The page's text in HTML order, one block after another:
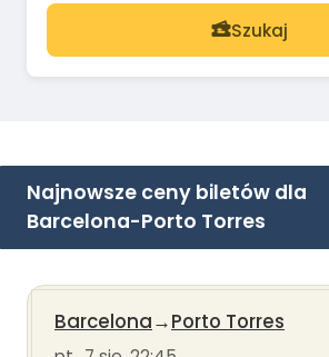
Szukaj
Najnowsze ceny biletów dla
Barcelona-Porto Torres
Barcelona→Porto Torres